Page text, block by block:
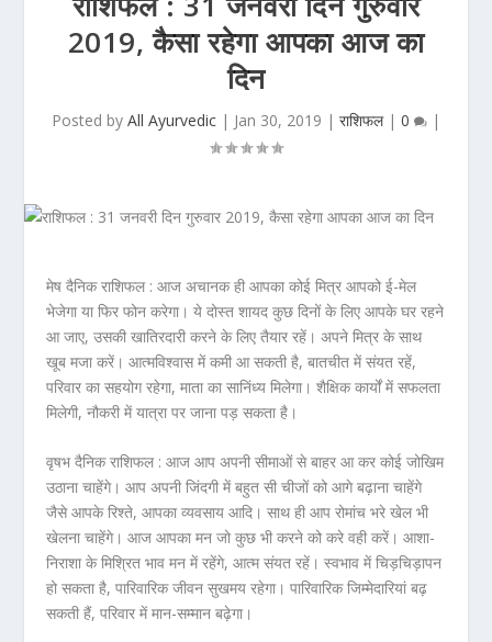
2019, कैसा रहेगा आपका आज का
दिन
Posted by All Ayurvedic | Jan 30, 2019 | राशिफल| 0 |
मेष दैनिक राशिफल :आज अचानक ही आपका कोई मित्र आपको ई-मेल
भेजेगा या फिर फोन करेगा। ये दोस्त शायद कुछ दिनों के लिए आपके घर रहने
आ जाए, उसकी खातिरदारी करने के लिए तैयार रहें। अपने मित्र के साथ
खूब मजा करें। आत्मविश्वास में कमी आ सकती है, बातचीत में संयत रहें,
परिवार का सहयोग रहेगा, माता का सानिंध्य मिलेगा। शैक्षिक कार्यों में सफलता
मिलेगी, नौकरी में यात्रा पर जाना पड़ सकता है।
वृषभ दैनिक राशिफल :आज आप अपनी सीमाओं से बाहर आ कर कोई जोखिम
उठाना चाहेंगे। आप अपनी जिंदगी में बहुत सी चीजों को आगे बढ़ाना चाहेंगे
जैसे आपके रिश्ते, आपका व्यवसाय आदि। साथ ही आप रोमांच भरे खेल भी
खेलना चाहेंगे। आज आपका मन जो कुछ भी करने को करे वही करें। आशा-
निराशा के मिश्रित भाव मन में रहेंगे, आत्म संयत रहें। स्वभाव में चिड़चिड़ापन
हो सकता है, पारिवारिक जीवन सुखमय रहेगा। पारिवारिक जिम्मेदारियां बढ़
सकती हैं, परिवार में मान-सम्मान बढ़ेगा।